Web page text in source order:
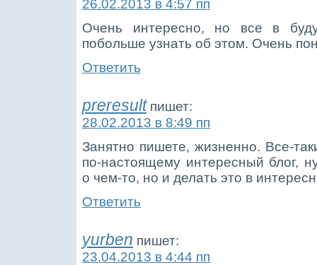
26.02.2013 в 4:57 пп
Очень интересно, но все в
побольше узнать об этом. Очень
Ответить
preresult пишет:
28.02.2013 в 8:49 пп
Занятно пишете, жизненно. Все-
по-настоящему интересный блог,
о чем-то, но и делать это в
Ответить
yurben пишет:
23.04.2013 в 4:44 пп